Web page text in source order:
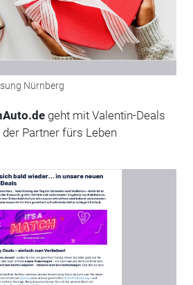
Nürnberg
geht mit Valentin-Deals
Partner fürs Leben